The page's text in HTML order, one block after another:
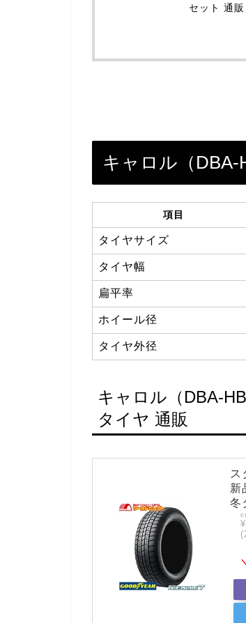
セット 通販
キャロル（
項目
タイヤサイズ
タイヤ幅
扁平率
ホイール径
タイヤ外径
キャロル（DBA-
タイヤ 通販
ス
新
冬